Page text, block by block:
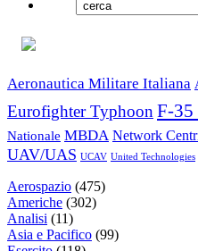
Aeronautica Militare Italiana
Eurofighter Typhoon F-
Nationale MBDA Network
UAV/UAS UCAV United Technologies
Aerospazio (475)
Americhe (302)
Analisi (11)
Asia e Pacifico (99)